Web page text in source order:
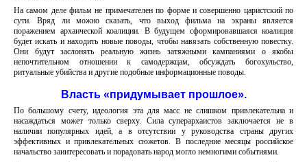
На самом деле фильм не примечателен по форме и совершенно царистский по
сути. Вряд ли можно сказать, что выход фильма на экраны является
поражением архаической коалиции. В будущем сформировавшаяся коалиция
будет искать и находить новые поводы, чтобы навязать собственную повестку.
Они будут заслонять реальную жизнь затяжными кампаниями о якобы
непочтительном отношении к самодержцам, обсуждать богохульство,
ритуальные убийства и другие подобные информационные поводы.
Власть «придумывает прошлое».
По большому счету, идеология эта для масс не слишком привлекательна и
насаждаться может только сверху. Сила суперархаистов заключается не в
наличии популярных идей, а в отсутствии у руководства страны других
эффективных и привлекательных сюжетов. В последние месяцы российское
начальство заинтересовать и порадовать народ могло немногими событиями.